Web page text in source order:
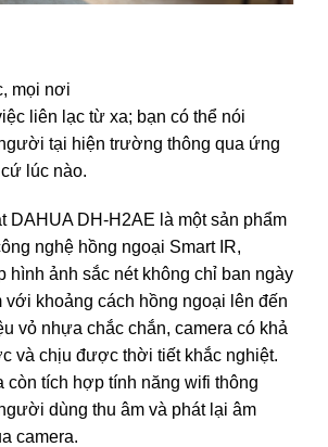
mọi nơi
liên lạc từ xa; bạn có thể nói
tại hiện trường thông qua ứng
lúc nào.
DAHUA DH-H2AE là một sản phẩm
nghệ hồng ngoại Smart IR,
hình ảnh sắc nét không chỉ ban ngày
với khoảng cách hồng ngoại lên đến
vỏ nhựa chắc chắn, camera có khả
và chịu được thời tiết khắc nghiệt.
còn tích hợp tính năng wifi thông
dùng thu âm và phát lại âm
camera.